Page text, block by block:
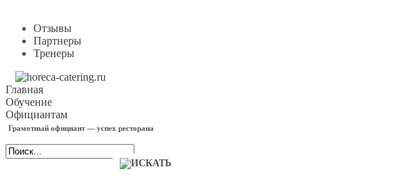
Отзывы
Партнеры
Тренеры
Главная
Обучение
Официантам
Грамотный официант — успех ресторана